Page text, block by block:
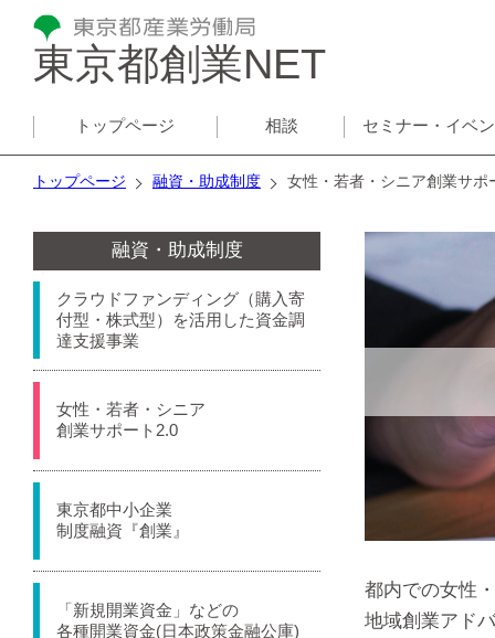
東京都創業NET
トップページ 相談 セミナー・イベ
トップページ 融資・助成制度 女性・若者・シニア創業サポ
都内での女性
地域創業アド
融資・助成制度
クラウドファンディング（購入寄
付型・株式型）を活用した資金調
達支援事業
女性・若者・シニア
創業サポート2.0
東京都中小企業
制度融資『創業』
「新規開業資金」などの
各種開業資金(日本政策金融公庫)